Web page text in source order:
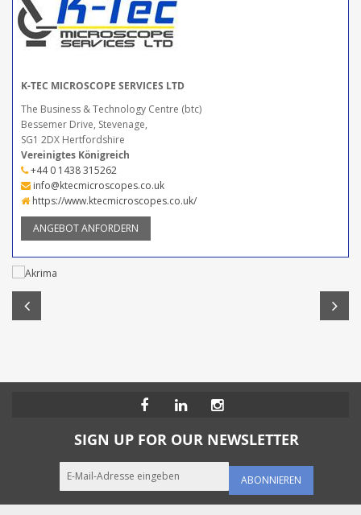
K-TEC MICROSCOPE SERVICES LTD
The Business & Technology Centre (btc)
Bessemer Drive, Stevenage,
SG1 2DX Hertfordshire
Vereinigtes Königreich
+44 0 1438 315262
info@ktecmicroscopes.co.uk
https://www.ktecmicroscopes.co.uk/
ANGEBOT ANFORDERN
SIGN UP FOR OUR NEWSLETTER
ABONNIEREN